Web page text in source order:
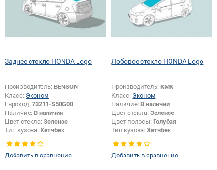
Заднее стекло HONDA Logo
Производитель: BENSON
Класс: Эконом
Еврокод: 73211-S50G00
Наличие: В наличии
Цвет стекла: Зеленое
Тип кузова: Хетчбек
Тип стекла: Заднее стекло
Добавить в сравнение
Лобовое стекло HONDA Logo
Производитель: КМК
Класс: Эконом
Наличие: В наличии
Цвет стекла:Зеленое
Цвет полосы: Голубая
Тип кузова:Хетчбек
Добавить в сравнение